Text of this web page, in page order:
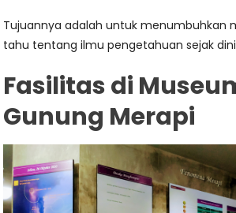
Tujuannya adalah untuk menumbuhkan
tahu tentang ilmu pengetahuan sejak
Fasilitas di
Gunung Merapi